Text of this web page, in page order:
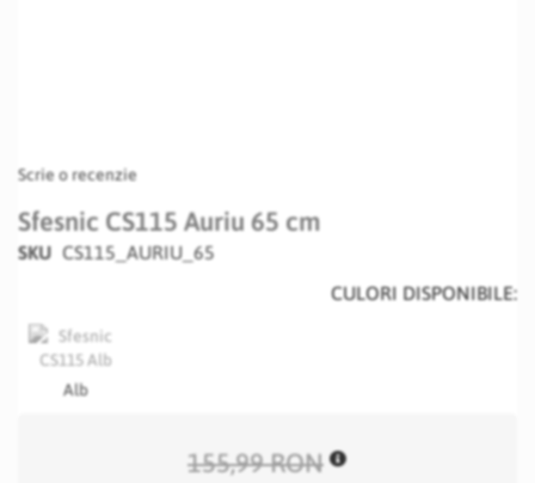
Scrie o recenzie
Sfesnic CS115 Auriu 65 cm
SKU CS115_AURIU_65
CULORI DISPONIBILE:
Alb
155,99 RON